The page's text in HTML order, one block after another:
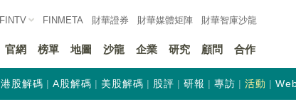
FINTV FINMETA 財華證券 財華媒體矩陣 財華智庫沙龍
官網 榜單 地圖 沙龍 企業 研究 顧問 合作
港股解碼 A股解碼 美股解碼 股評 研報 專訪 活動